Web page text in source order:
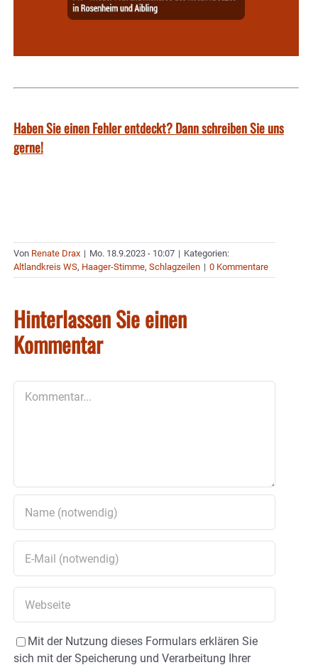
Haben Sie einen Fehler entdeckt? Dann schreiben Sie uns
gerne!
Von Renate Drax | Mo. 18.9.2023 - 10:07 | Kategorien:
Altlandkreis WS, Haager-Stimme, Schlagzeilen | 0 Kommentare
Hinterlassen Sie einen
Kommentar
Mit der Nutzung dieses Formulars erklären Sie
sich mit der Speicherung und Verarbeitung Ihrer